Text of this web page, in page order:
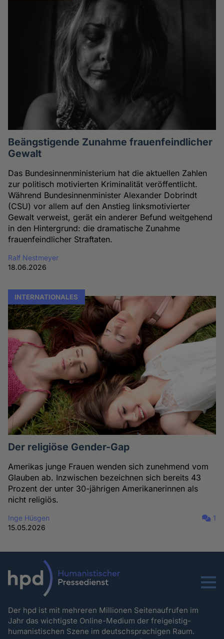
Beängstigende Zunahme frauenfeindlicher
Gewalt
Das Bundesinnenministerium hat die aktuellen Zahlen
zur politisch motivierten Kriminalität veröffentlicht.
Während Bundesinnenminister Alexander Dobrindt
(CSU) vor allem auf den Anstieg linksmotivierter
Gewalt verweist, gerät ein anderer Befund weitgehend
in den Hintergrund: die dramatische Zunahme
frauenfeindlicher Straftaten.
Ralf Nestmeyer
18.06.2026
INTERNATIONALES
Der religiöse Gender-Gap
Amerikas junge Frauen wenden sich zunehmend vom
Glauben ab. Inzwischen bezeichnen sich bereits 43
Prozent der unter 30-jährigen Amerikanerinnen als
nicht religiös.
Inge Hüsgen
15.05.2026
1
Menu
Der hpd ist mit mehreren Millionen Seitenaufrufen im
Jahr das wichtigste Online-Medium der freigeistig-
humanistischen Szene im deutschsprachigen Raum.